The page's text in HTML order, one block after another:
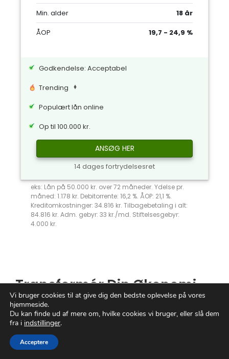
Min. alder
18 år
ÅOP
19,7 - 24,9 %
Godkendelse: Acceptabel
Trending
Populært lån online
Op til 100.000 kr.
ANSØG HER
14 dages fortrydelsesret
eks: Lån på 50.000 kr. over 72 måneder. Ydelse pr.
måned: 1.178 kr. Debitorrente: 16,2 %. ÅOP: 21,1 %.
Kreditomkostninger: 34.816 kr. Tilbagebetaling i alt:
84.816 kr. Adm. gebyr: 33 kr./md. Stiftelsesgebyr:
4.000 kr.
Transformér Din Økonomi
med Resurs Bank
Drømmer du om en økonomisk fremtid, hvor
mulighederne er uendelige, og friheden er
ubegrænset?
Vi bruger cookies til at give dig den bedste oplevelse på vores
hjemmeside.
Du kan finde ud af mere om, hvilke cookies vi bruger, eller slå dem
fra i indstillinger.
Acceptere